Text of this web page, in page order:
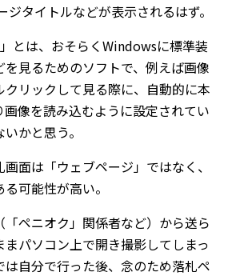
タイトルなどが表示されるはず。
」とは、おそらくWindowsに標準装
見るためのソフトで、例えば画像
クリックして見る際に、自動的に本
画像を読み込むように設定されてい
かと思う。
面は「ウェブページ」ではなく、
可能性が高い。
ペニオク」関係者など）から送ら
パソコン上で開き撮影してしまっ
は自分で行った後、念のため落札ペ